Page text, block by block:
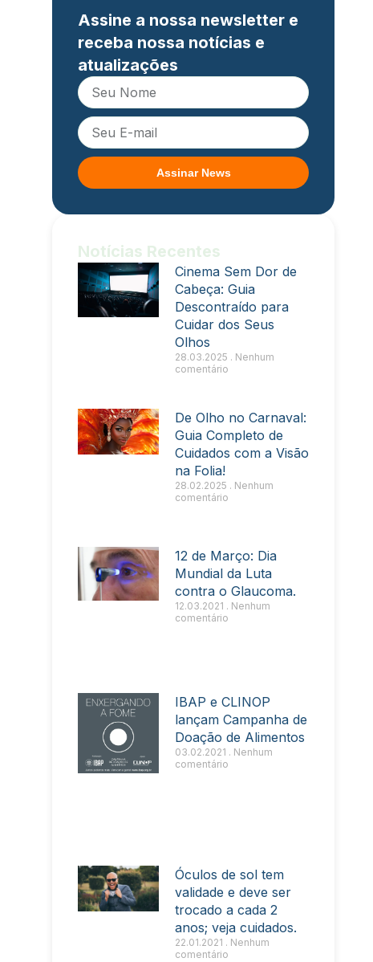
Assine a nossa newsletter e
receba nossa notícias e
atualizações
Assinar News
Notícias Recentes
Cinema Sem Dor de
Cabeça: Guia
Descontraído para
Cuidar dos Seus
Olhos
28.03.2025
Nenhum
comentário
De Olho no Carnaval:
Guia Completo de
Cuidados com a Visão
na Folia!
28.02.2025
Nenhum
comentário
12 de Março: Dia
Mundial da Luta
contra o Glaucoma.
12.03.2021
Nenhum
comentário
IBAP e CLINOP
lançam Campanha de
Doação de Alimentos
03.02.2021
Nenhum
comentário
Óculos de sol tem
validade e deve ser
trocado a cada 2
anos; veja cuidados.
22.01.2021
Nenhum
comentário